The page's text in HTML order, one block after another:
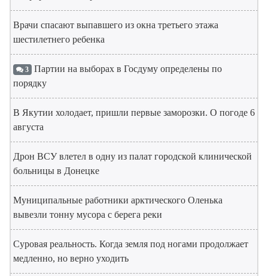
Врачи спасают выпавшего из окна третьего этажа
шестилетнего ребенка
3 Партии на выборах в Госдуму определены по
порядку
В Якутии холодает, пришли первые заморозки. О погоде 6
августа
Дрон ВСУ влетел в одну из палат городской клинической
больницы в Донецке
Муниципальные работники арктического Оленька
вывезли тонну мусора с берега реки
Суровая реальность. Когда земля под ногами продолжает
медленно, но верно уходить